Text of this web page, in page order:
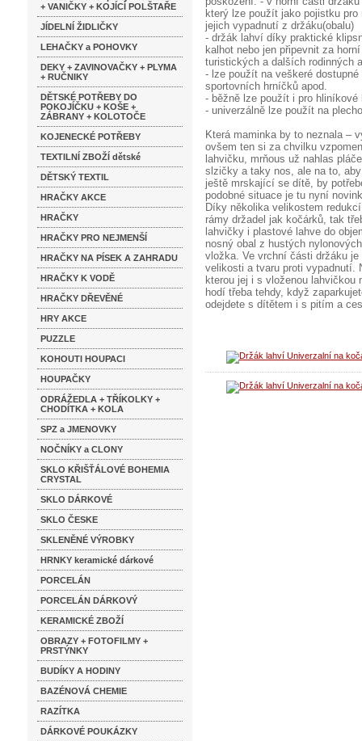
+ VANIČKY + KOJÍCÍ POLŠTAŘE
JÍDELNÍ ŽIDLIČKY
LEHAČKY a POHOVKY
DEKY + ZAVINOVAČKY + PLYMA
+ RUČNIKY
DĚTSKÉ POTŘEBY DO
POKOJÍČKU + KOŠE +
ZÁBRANY + KOLOTOČE
KOJENECKÉ POTŘEBY
TEXTILNÍ ZBOŽÍ dětské
DĚTSKÝ TEXTIL
HRAČKY AKCE
HRAČKY
HRAČKY PRO NEJMENŠÍ
HRAČKY NA PÍSEK A ZAHRADU
HRAČKY K VODĚ
HRAČKY DŘEVĚNÉ
HRY AKCE
PUZZLE
KOHOUTI HOUPACI
HOUPAČKY
ODRÁŽEDLA + TŘÍKOLKY +
CHODÍTKA + KOLA
SPZ a JMENOVKY
NOČNÍKY a CLONY
SKLO KŘIŠŤÁLOVÉ BOHEMIA
CRYSTAL
SKLO DÁRKOVÉ
SKLO ČESKE
SKLENĚNÉ VÝROBKY
HRNKY keramické dárkové
PORCELÁN
PORCELÁN DÁRKOVÝ
KERAMICKÉ ZBOŽÍ
OBRAZY + FOTOFILMY +
PRSTÝNKY
BUDÍKY A HODINY
BAZÉNOVÁ CHEMIE
RAZÍTKA
DÁRKOVÉ POUKÁZKY
který lze použít jako pojistku
jejich vypadnutí z držáku(obalu)
- držák lahví díky praktické
kalhot nebo jen připevnit za
turistických a dalších rodinných
- lze použít na veškeré
sportovních hrníčků apod.
- běžně lze použít i pro hliníkové
- univerzálně lze použít na
Která maminka by to neznala –
ovšem ten si za chvilku
lahvičku, mrňous už nahlas
slzičky a taky nos, ale na to,
ještě mrskající se dítě, by
podobné situace je tu nyní
Díky několika velikostem
rámy držadel jak kočárků, tak
lahvičky i plastové lahve do
nosný obal z hustých
vložka. Ve vrchní části držáku
velikosti a tvaru proti vypadnutí.
kterou jej i s vloženou lahvičkou
hodí třeba tehdy, když
odejdete s dítětem i s pitím a